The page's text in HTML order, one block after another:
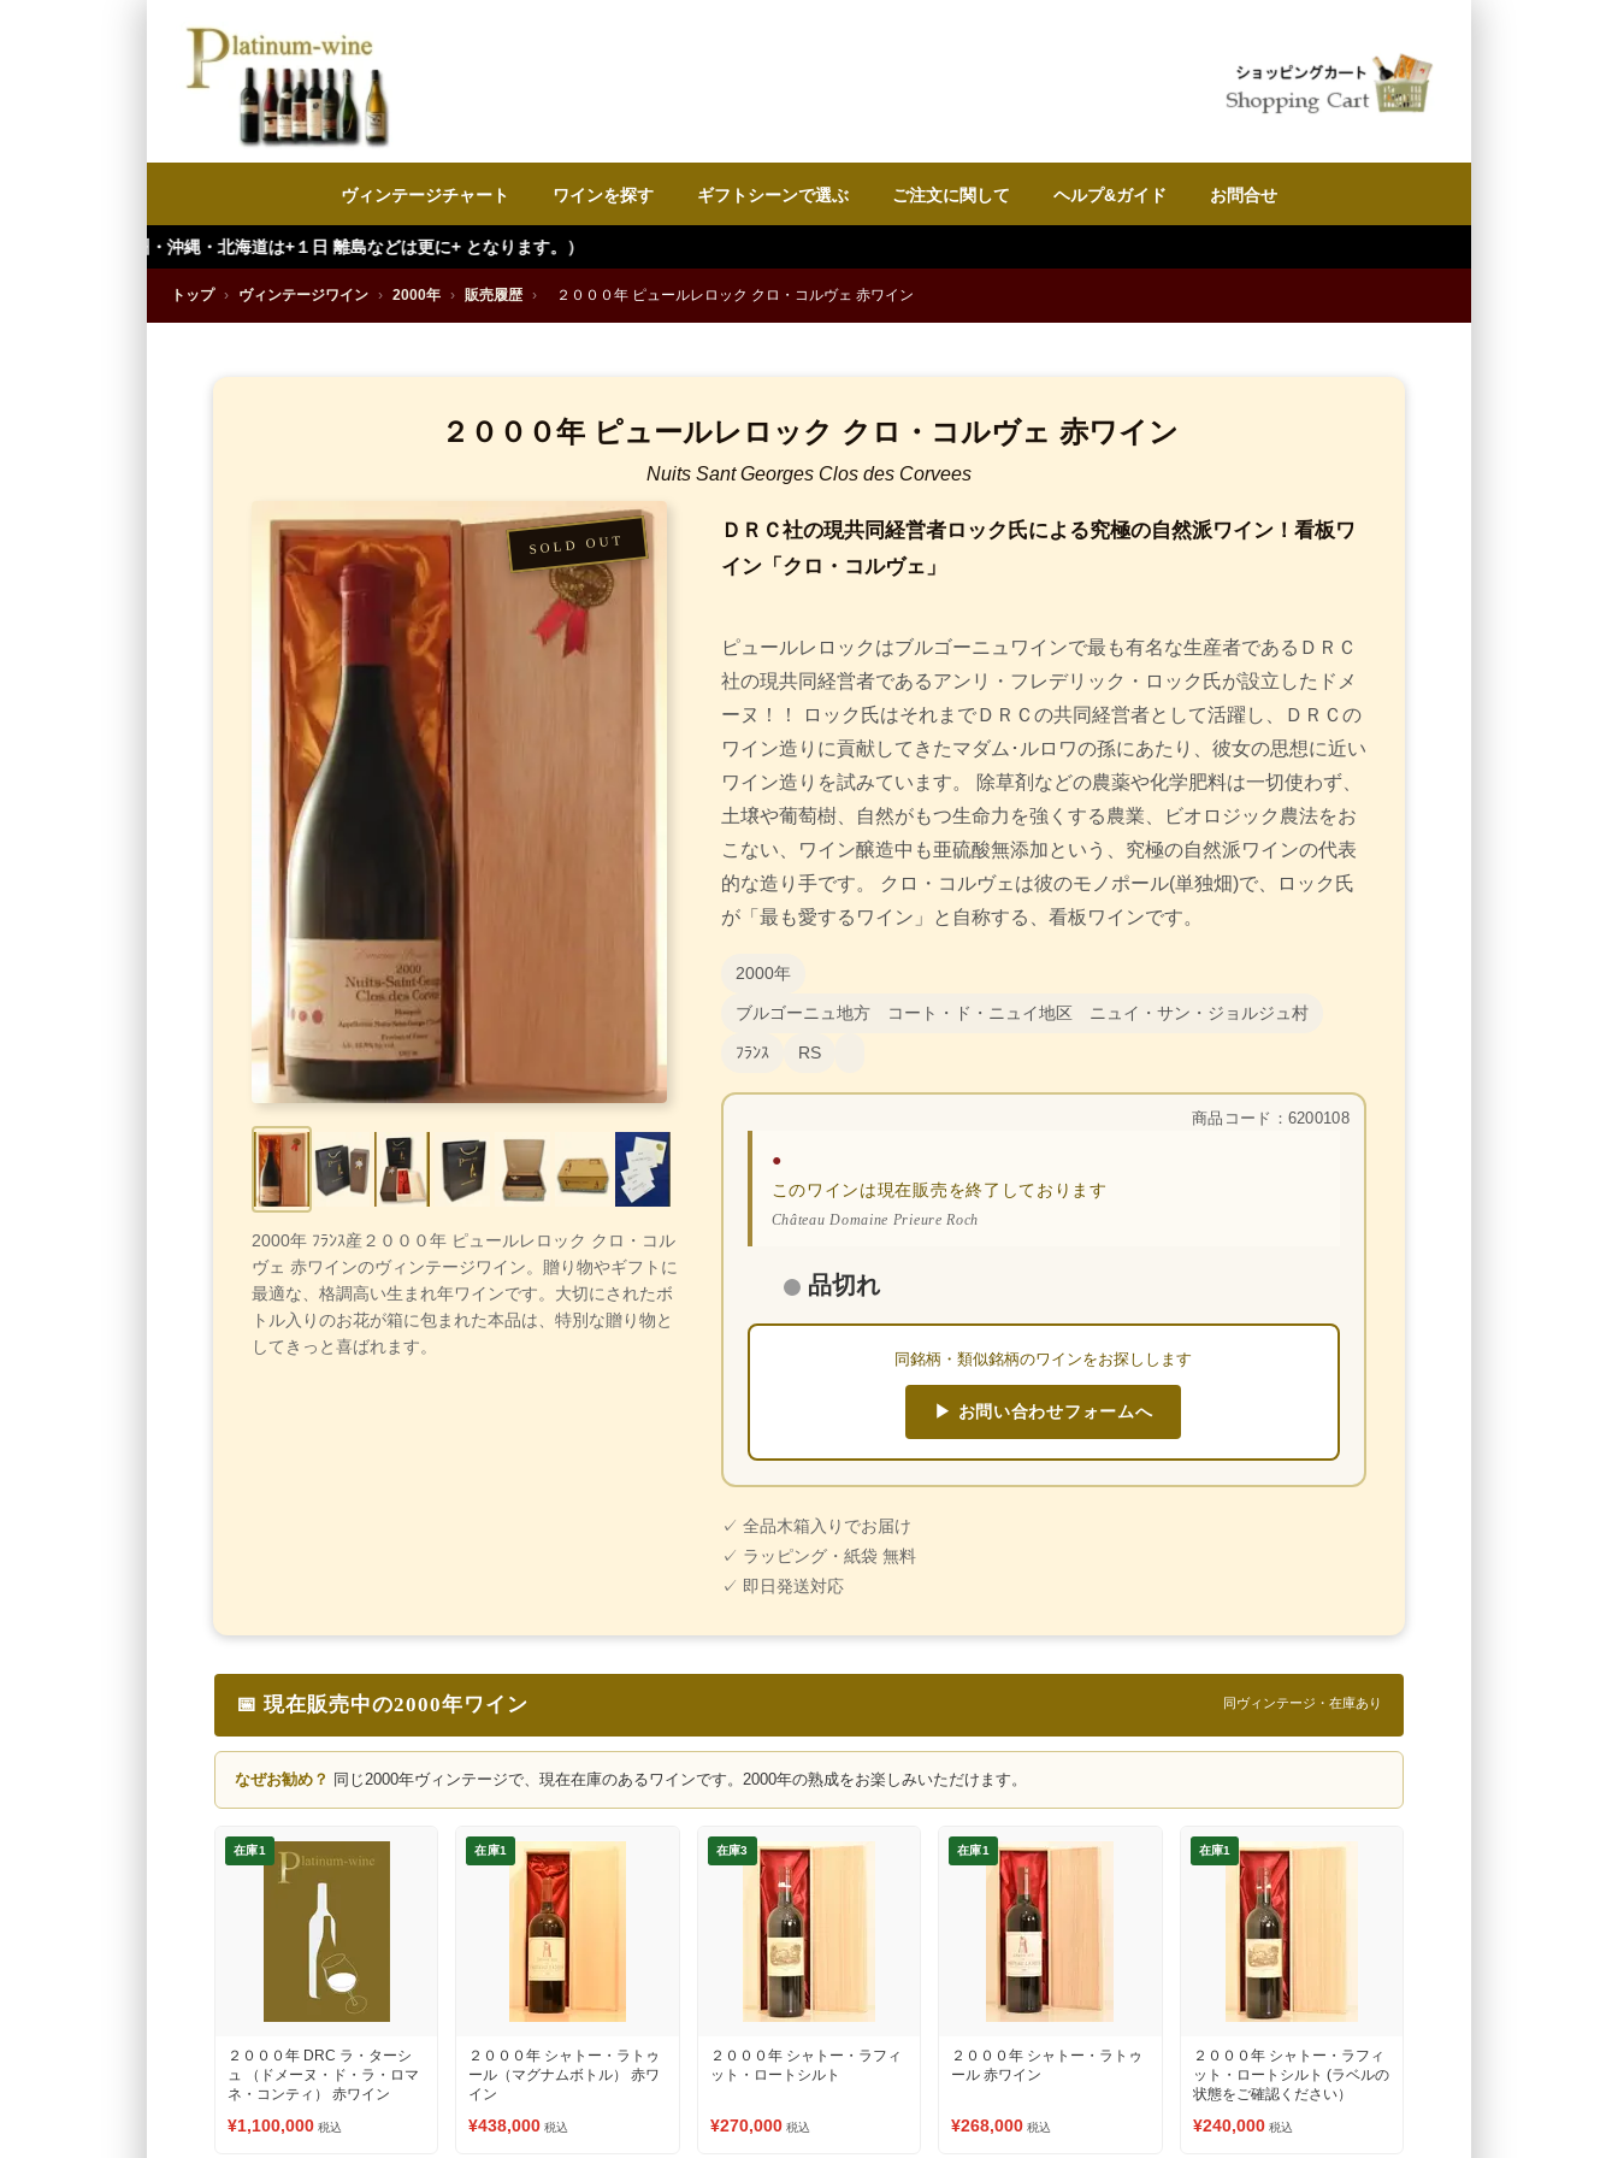
ヴィンテージチャート ワインを探す ギフトシーンで選ぶ ご注文に関して ヘルプ&ガイド お問合せ
・北海道は+１日 離島などは更に+ となります。）
トップ › ヴィンテージワイン › 2000年 › 販売履歴 › ２０００年 ピュールレロック クロ・コルヴェ 赤ワイン
２０００年 ピュールレロック クロ・コルヴェ 赤ワイン
Nuits Sant Georges Clos des Corvees
2000年 ﾌﾗﾝｽ産２０００年 ピュールレロック クロ・コル
ヴェ 赤ワインのヴィンテージワイン。贈り物やギフトに
最適な、格調高い生まれ年ワインです。大切にされたボ
トル入りのお花が箱に包まれた本品は、特別な贈り物と
してきっと喜ばれます。
ＤＲＣ社の現共同経営者ロック氏による究極の自然派ワイン！看板ワ
イン「クロ・コルヴェ」
ピュールレロックはブルゴーニュワインで最も有名な生産者であるＤＲＣ
社の現共同経営者であるアンリ・フレデリック・ロック氏が設立したドメ
ーヌ！！ ロック氏はそれまでＤＲＣの共同経営者として活躍し、ＤＲＣの
ワイン造りに貢献してきたマダム･ルロワの孫にあたり、彼女の思想に近い
ワイン造りを試みています。 除草剤などの農薬や化学肥料は一切使わず、
土壌や葡萄樹、自然がもつ生命力を強くする農業、ビオロジック農法をお
こない、ワイン醸造中も亜硫酸無添加という、究極の自然派ワインの代表
的な造り手です。 クロ・コルヴェは彼のモノポール(単独畑)で、ロック氏
が「最も愛するワイン」と自称する、看板ワインです。
2000年
ブルゴーニュ地方 コート・ド・ニュイ地区 ニュイ・サン・ジョルジュ村
ﾌﾗﾝｽ RS
商品コード：6200108
●
このワインは現在販売を終了しております
Château Domaine Prieure Roch
品切れ
同銘柄・類似銘柄のワインをお探しします
▶ お問い合わせフォームへ
✓ 全品木箱入りでお届け
✓ ラッピング・紙袋 無料
✓ 即日発送対応
📅 現在販売中の2000年ワイン 同ヴィンテージ・在庫あり
なぜお勧め？ 同じ2000年ヴィンテージで、現在在庫のあるワインです。2000年の熟成をお楽しみいただけます。
在庫1
２０００年 DRC ラ・ターシ
ュ （ドメーヌ・ド・ラ・ロマ
ネ・コンティ） 赤ワイン
¥1,100,000 税込
在庫1
２０００年 シャトー・ラトゥ
ール（マグナムボトル） 赤ワ
イン
¥438,000 税込
在庫3
２０００年 シャトー・ラフィ
ット・ロートシルト
¥270,000 税込
在庫1
２０００年 シャトー・ラトゥ
ール 赤ワイン
¥268,000 税込
在庫1
２０００年 シャトー・ラフィ
ット・ロートシルト (ラベルの
状態をご確認ください）
¥240,000 税込